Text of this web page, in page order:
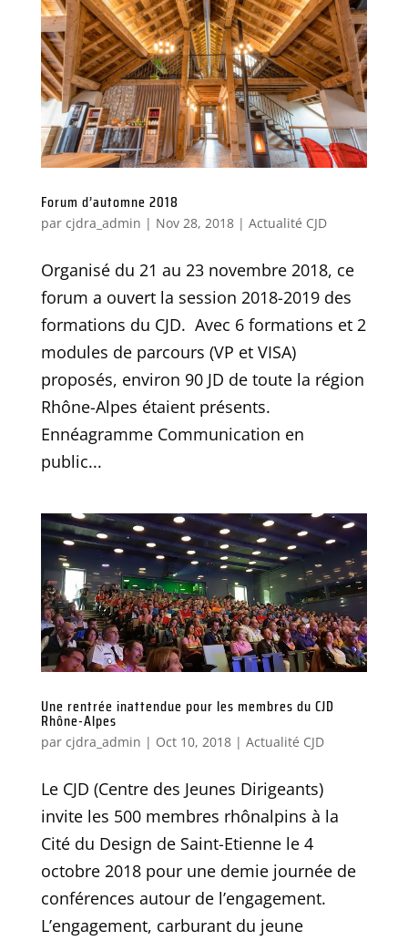
Forum d’automne 2018
par cjdra_admin | Nov 28, 2018| Actualité CJD
Organisé du 21 au 23 novembre 2018, ce
forum a ouvert la session 2018-2019 des
formations du CJD. Avec 6 formations et 2
modules de parcours (VP et VISA)
proposés, environ 90 JD de toute la région
Rhône-Alpes étaient présents.
Ennéagramme Communication en
public...
Une rentrée inattendue pour les membres du CJD
Rhône-Alpes
par cjdra_admin | Oct 10, 2018| Actualité CJD
Le CJD (Centre des Jeunes Dirigeants)
invite les 500 membres rhônalpins à la
Cité du Design de Saint-Etienne le 4
octobre 2018 pour une demie journée de
conférences autour de l’engagement.
L’engagement, carburant du jeune